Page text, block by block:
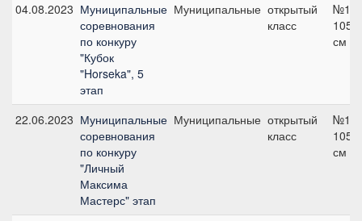
04.08.2023 Муниципальные
соревнования
по конкуру
"Кубок
"Horseka", 5
этап
Муниципальные открытый
класс
№19,
105
см
22.06.2023 Муниципальные
соревнования
по конкуру
"Личный
Максима
Мастерс" этап
Муниципальные открытый
класс
№11,
105
см